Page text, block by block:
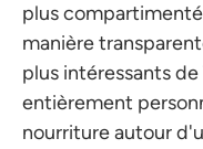
plus
manière
plus intéressants
entièrement
nourriture autour